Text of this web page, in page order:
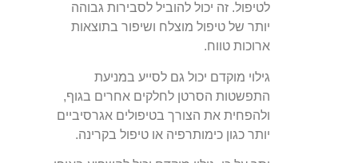
לטיפול. זה יכול להוביל לסבירות גבוהה
יותר של טיפול מוצלח ושיפור בתוצאות
ארוכות טווח.
גילוי מוקדם יכול גם לסייע במניעת
התפשטות הסרטן לחלקים אחרים בגוף,
ולהפחית את הצורך בטיפולים אגרסיביים
יותר כגון כימותרפיה או טיפול בקרינה.